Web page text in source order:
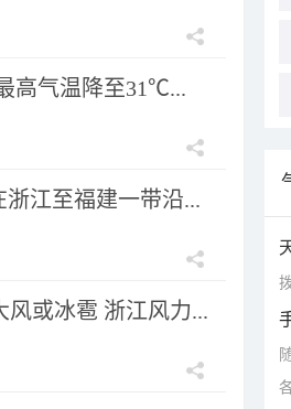
高气温降至31℃...
江至福建一带沿...
或冰雹 浙江风力...